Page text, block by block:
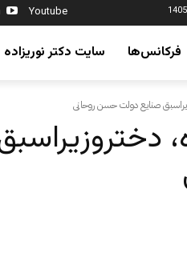
Youtube
فرکانس‌ها سایت دکتر نوریزاده
صنایع دولت حسن روحانی